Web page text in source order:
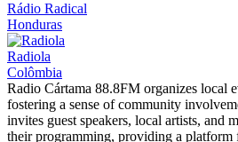
Rádio Radical
Honduras
Radiola
Colômbia
Radio Cártama 88.8FM organizes local
fostering a sense of community
invites guest speakers, local artists, and
their programming, providing a platform